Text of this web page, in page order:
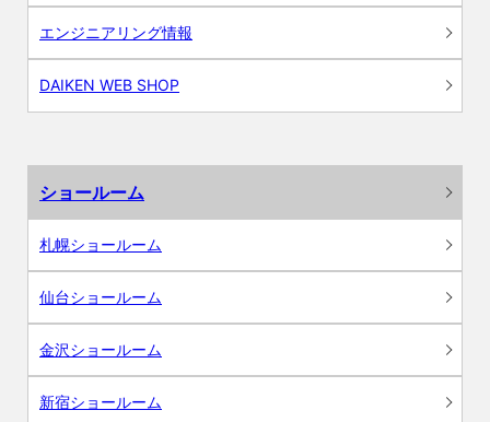
エンジニアリング情報
DAIKEN WEB SHOP
ショールーム
札幌ショールーム
仙台ショールーム
金沢ショールーム
新宿ショールーム